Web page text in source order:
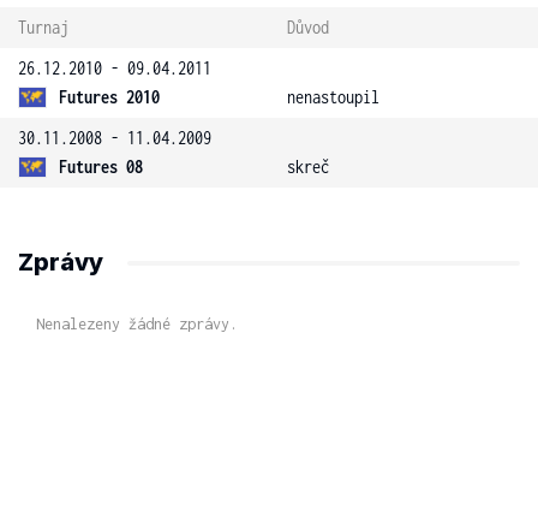
Turnaj
Důvod
26.12.2010 - 09.04.2011
Futures 2010
nenastoupil
30.11.2008 - 11.04.2009
Futures 08
skreč
Zprávy
Nenalezeny žádné zprávy.